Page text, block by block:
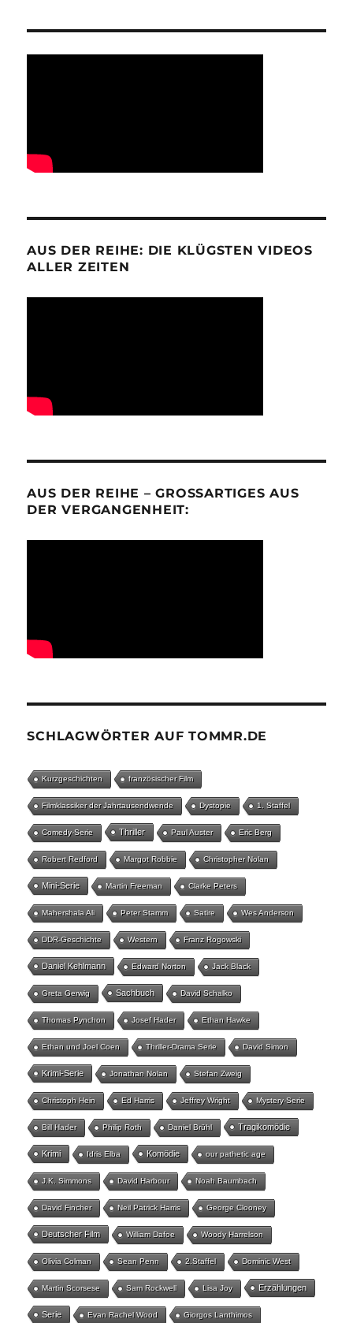
AUS DER REIHE: DIE KLÜGSTEN VIDEOS
ALLER ZEITEN
AUS DER REIHE – GROSSARTIGES AUS D
ER VERGANGENHEIT:
SCHLAGWÖRTER AUF TOMMR.DE
Kurzgeschichten französischer Film
Filmklassiker der Jahrtausendwende Dystopie 1. Staffel
Comedy-Serie Thriller Paul Auster Eric Berg
Robert Redford Margot Robbie Christopher Nolan
Mini-Serie Martin Freeman Clarke Peters
Mahershala Ali Peter Stamm Satire Wes Anderson
DDR-Geschichte Western Franz Rogowski
Daniel Kehlmann Edward Norton Jack Black
Greta Gerwig Sachbuch David Schalko
Thomas Pynchon Josef Hader Ethan Hawke
Ethan und Joel Coen Thriller-Drama Serie David Simon
Krimi-Serie Jonathan Nolan Stefan Zweig
Christoph Hein Ed Harris Jeffrey Wright Mystery-Serie
Bill Hader Philip Roth Daniel Brühl Tragikomödie
Krimi Idris Elba Komödie our pathetic age
J.K. Simmons David Harbour Noah Baumbach
David Fincher Neil Patrick Harris George Clooney
Deutscher Film William Dafoe Woody Harrelson
Olivia Colman Sean Penn 2.Staffel Dominic West
Martin Scorsese Sam Rockwell Lisa Joy Erzählungen
Serie Evan Rachel Wood Giorgos Lanthimos